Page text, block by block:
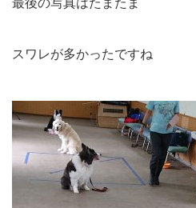
最後の写真はたまたま
スワレが多かったですね